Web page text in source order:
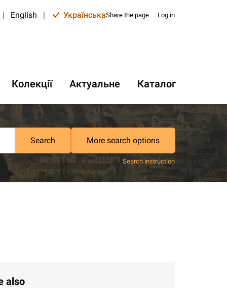
| English | УкраїнськаShare the page Log in
Колекції Актуальне Каталог
Search More search options
Search instruction
also